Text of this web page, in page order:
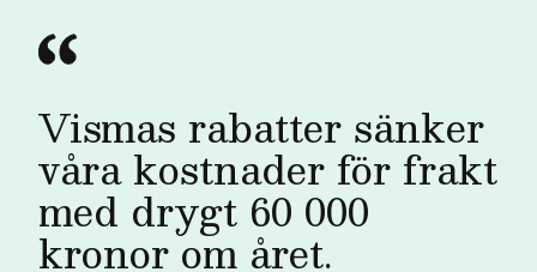
Vismas rabatter sänker
våra kostnader för frakt
med drygt 60 000
kronor om året.